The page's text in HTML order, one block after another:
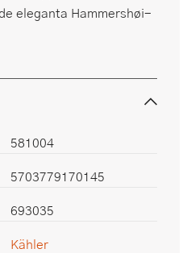
eleganta Hammershøi-
581004
5703779170145
693035
Kähler